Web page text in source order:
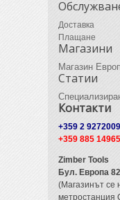
Доставка
Плащане
Магазини
Магазин
Статии
Контакти
+359 2 9272009
+359 885
Zimber Tools
Бул. Европа
(Магазинът се
метростанция